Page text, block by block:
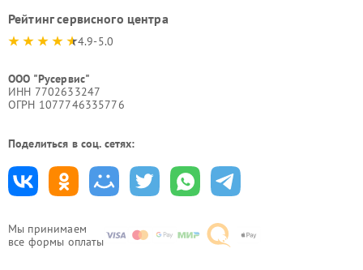
Мы принимаем
все формы оплаты
Рейтинг сервисного центра
4.9-5.0
ООО "Русервис"
ИНН 7702633247
ОГРН 1077746335776
Поделиться в соц. сетях: